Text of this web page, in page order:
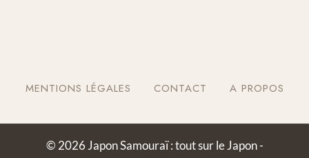
MENTIONS LÉGALES CONTACT A PROPOS
© 2026 Japon Samouraï : tout sur le Japon -